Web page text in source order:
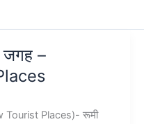
–
Places)- रूमी